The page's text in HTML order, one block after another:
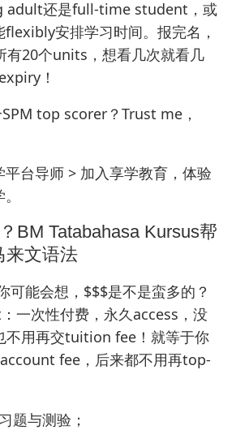
adult还是full-time student，或
安排学习时间。报完名，
有20个units，想看几次就看几
！
top scorer？Trust me，
平台导师 > 加入享学教育 ，体验
BM Tatabahasa Kursus帮
来文语法
可能会想，$$$是不是蛮多的？
一次性付费，永久access，没
用再交tuition fee！就等于你
fee，后来都不用再top-
题与测验；